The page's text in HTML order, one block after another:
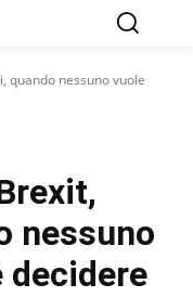
quando nessuno vuole
nessuno
decidere